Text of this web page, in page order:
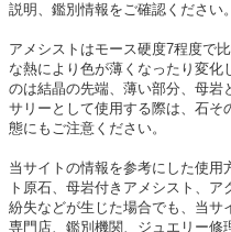
説明、鑑別情報をご確認ください。
アメシストはモース硬度7程度で
な熱により色が薄くなったり変化
のは結晶の先端、薄い部分、母岩
サリーとして使用する際は、石そ
態にもご注意ください。
当サイトの情報を参考にした使
ト原石、母岩付きアメシスト、
紛失などが生じた場合でも、当サ
専門店、鑑別機関、ジュエリー修